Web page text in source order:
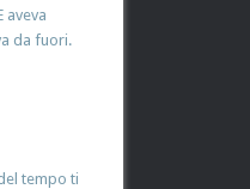
aveva
da fuori.
tempo ti